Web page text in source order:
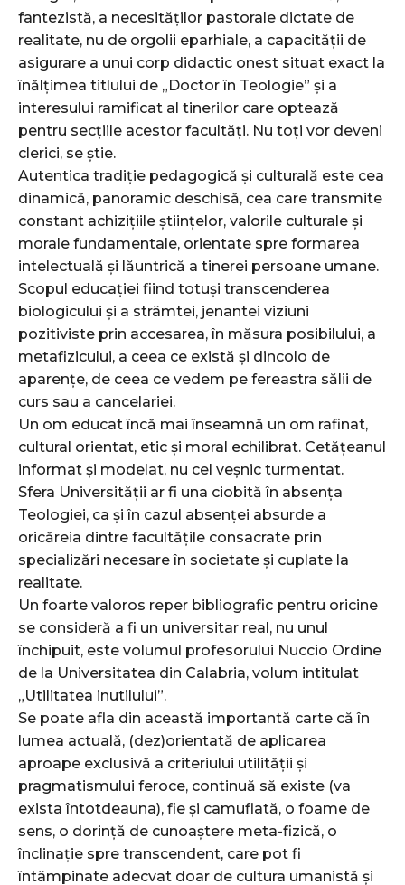
fantezistă, a necesităților pastorale dictate de
realitate, nu de orgolii eparhiale, a capacității de
asigurare a unui corp didactic onest situat exact la
înălțimea titlului de „Doctor în Teologie” și a
interesului ramificat al tinerilor care optează
pentru secțiile acestor facultăți. Nu toți vor deveni
clerici, se știe.
Autentica tradiție pedagogică și culturală este cea
dinamică, panoramic deschisă, cea care transmite
constant achizițiile științelor, valorile culturale și
morale fundamentale, orientate spre formarea
intelectuală și lăuntrică a tinerei persoane umane.
Scopul educației fiind totuși transcenderea
biologicului și a strâmtei, jenantei viziuni
pozitiviste prin accesarea, în măsura posibilului, a
metafizicului, a ceea ce există și dincolo de
aparențe, de ceea ce vedem pe fereastra sălii de
curs sau a cancelariei.
Un om educat încă mai înseamnă un om rafinat,
cultural orientat, etic și moral echilibrat. Cetățeanul
informat și modelat, nu cel veșnic turmentat.
Sfera Universității ar fi una ciobită în absența
Teologiei, ca și în cazul absenței absurde a
oricăreia dintre facultățile consacrate prin
specializări necesare în societate și cuplate la
realitate.
Un foarte valoros reper bibliografic pentru oricine
se consideră a fi un universitar real, nu unul
închipuit, este volumul profesorului Nuccio Ordine
de la Universitatea din Calabria, volum intitulat
„Utilitatea inutilului”.
Se poate afla din această importantă carte că în
lumea actuală, (dez)orientată de aplicarea
aproape exclusivă a criteriului utilității și
pragmatismului feroce, continuă să existe (va
exista întotdeauna), fie și camuflată, o foame de
sens, o dorință de cunoaștere meta-fizică, o
înclinație spre transcendent, care pot fi
întâmpinate adecvat doar de cultura umanistă și